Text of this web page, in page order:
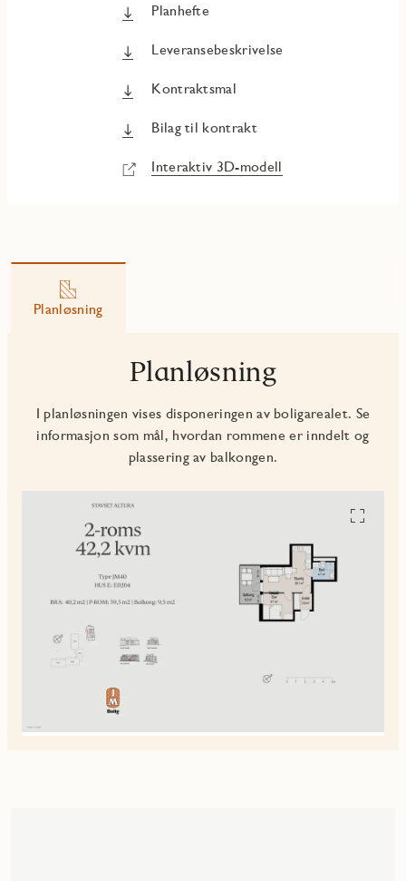
Planhefte
Leveransebeskrivelse
Kontraktsmal
Bilag til kontrakt
Interaktiv 3D-modell
Planløsning
Planløsning
I planløsningen vises disponeringen av boligarealet. Se
informasjon som mål, hvordan rommene er inndelt og
plassering av balkongen.
Se